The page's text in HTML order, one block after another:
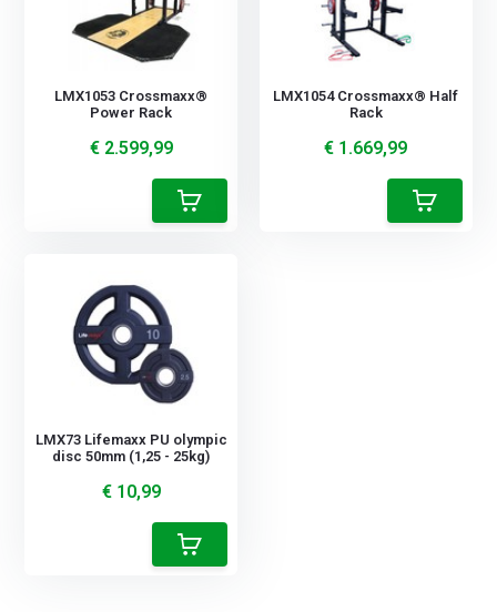
LMX1053 Crossmaxx®
Power Rack
€ 2.599,99
LMX1054 Crossmaxx® Half
Rack
€ 1.669,99
LMX73 Lifemaxx PU olympic
disc 50mm (1,25 - 25kg)
€ 10,99